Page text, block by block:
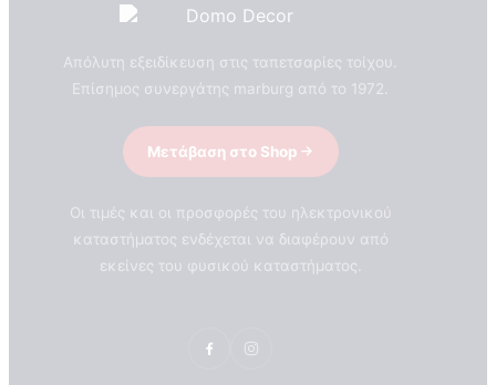
Απόλυτη εξειδίκευση στις ταπετσαρίες τοίχου.
Επίσημος συνεργάτης marburg από το 1972.
Μετάβαση στο Shop
Οι τιμές και οι προσφορές του ηλεκτρονικού
καταστήματος ενδέχεται να διαφέρουν από
εκείνες του φυσικού καταστήματος.